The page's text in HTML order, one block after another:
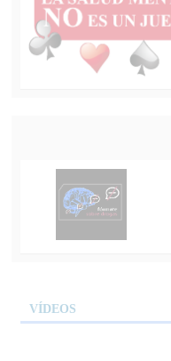
VÍDEOS